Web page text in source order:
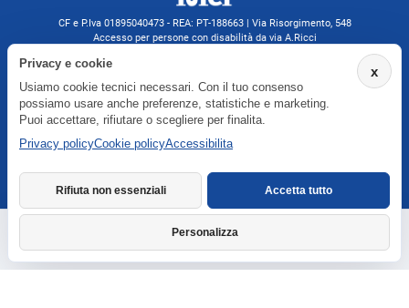
CF e P.Iva 01895040473 - REA: PT-188663 | Via Risorgimento, 548
Accesso per persone con disabilità da via A.Ricci
isfel@pec.it
Informativa privacy
Agenzia formativa iscritta a Formatemp
x
Privacy e cookie
Usiamo cookie tecnici necessari. Con il tuo consenso
possiamo usare anche preferenze, statistiche e marketing.
Puoi accettare, rifiutare o scegliere per finalita.
Privacy policyCookie policyAccessibilita
Rifiuta non essenziali
Personalizza
Accetta tutto
Richiedi informazioni